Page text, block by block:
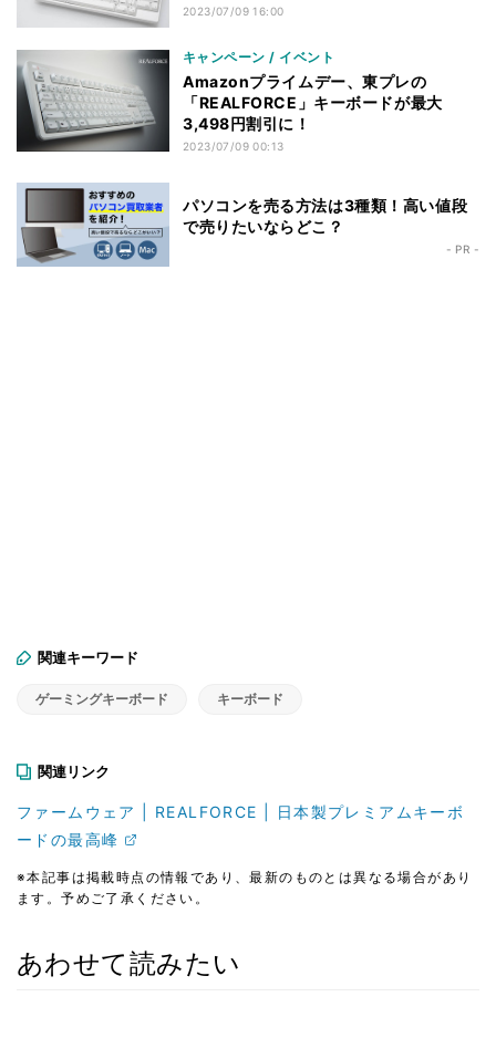
2023/07/09 16:00
キャンペーン / イベント
Amazonプライムデー、東プレの
「REALFORCE」キーボードが最大
3,498円割引に！
2023/07/09 00:13
パソコンを売る方法は3種類！高い値段
で売りたいならどこ？
- PR -
関連キーワード
ゲーミングキーボード キーボード
関連リンク
ファームウェア | REALFORCE | 日本製プレミアムキーボ
ードの最高峰
※本記事は掲載時点の情報であり、最新のものとは異なる場合があり
ます。予めご了承ください。
あわせて読みたい